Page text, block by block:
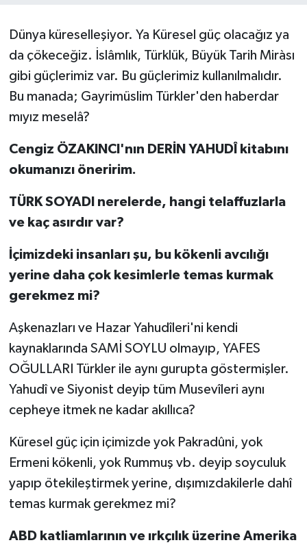
Dünya küreselleşiyor. Ya Küresel güç olacağız ya
da çökeceğiz. İslâmlık, Türklük, Büyük Tarih Miràsı
gibi güçlerimiz var. Bu güçlerimiz kullanılmalıdır.
Bu manada; Gayrimüslim Türkler'den haberdar
mıyız meselâ?
Cengiz ÖZAKINCI'nın DERİN YAHUDÎ kitabını
okumanızı öneririm.
TÜRK SOYADI nerelerde, hangi telaffuzlarla
ve kaç asırdır var?
İçimizdeki insanları şu, bu kökenli avcılığı
yerine daha çok kesimlerle temas kurmak
gerekmez mi?
Aşkenazları ve Hazar Yahudîleri'ni kendi
kaynaklarında SAMİ SOYLU olmayıp, YAFES
OĞULLARI Türkler ile aynı gurupta göstermişler.
Yahudî ve Siyonist deyip tüm Musevîleri aynı
cepheye itmek ne kadar akıllıca?
Küresel güç için içimizde yok Pakradûni, yok
Ermeni kökenli, yok Rummuş vb. deyip soyculuk
yapıp ötekileştirmek yerine, dışımızdakilerle dahî
temas kurmak gerekmez mi?
ABD katliamlarının ve ırkçılık üzerine Amerika
SAĞLIK
SPOR
TASAVVUF
YAŞAM VE ÇEVRE